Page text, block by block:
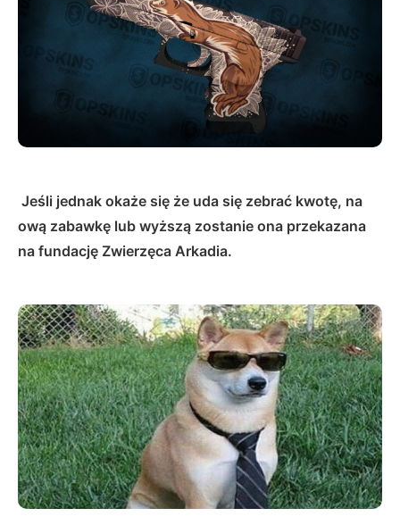
Jeśli jednak okaże się że uda się zebrać kwotę, na
ową zabawkę lub wyższą zostanie ona przekazana
na fundację Zwierzęca Arkadia.